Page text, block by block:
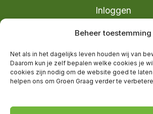
Beheer toestemming
Net als in het dagelijks leven houden wij van
Daarom kun je zelf bepalen welke cookies je
cookies zijn nodig om de website goed te
helpen ons om Groen Graag verder te
Inloggen
info@groengraag.nl
Ervaringen van leden op